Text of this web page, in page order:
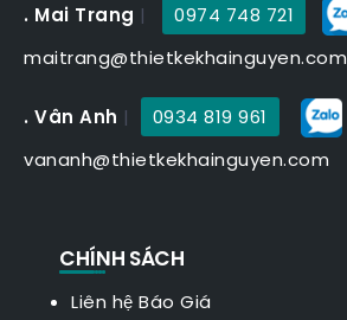
. Mai Trang |
0974 748 721
maitrang@thietkekhainguyen.com
. Vân Anh |
0934 819 961
vananh@thietkekhainguyen.com
CHÍNH SÁCH
Liên hệ Báo Giá